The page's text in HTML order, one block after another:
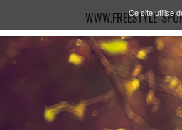
Ce site utilise
WWW.FREESTYLE-